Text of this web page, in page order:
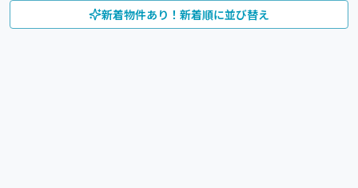
新着物件あり！新着順に並び替え